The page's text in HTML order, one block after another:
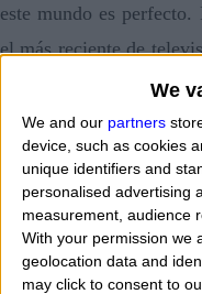
We
We and our partners
device, such as cookies
unique identifiers and
personalised advertising
measurement, audience
With your permission we
geolocation data and
may click to consent to
este mundo es
el más reciente de
gran alcance de ultra
encanta ir al pop y
boleto para su cantante
Los regalos ideales
no le gusta vestir
ello, si usted decide